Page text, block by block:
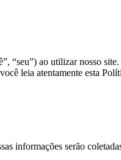
“seu”) ao utilizar nosso
leia atentamente esta
informações serão